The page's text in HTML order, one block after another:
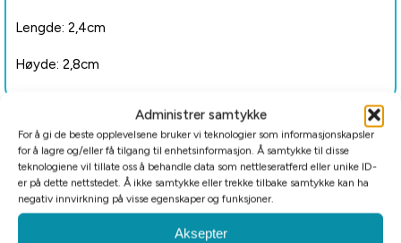
Administrer samtykke
For å gi de beste opplevelsene bruker vi teknologier som informasjonskapsler
for å lagre og/eller få tilgang til enhetsinformasjon. Å samtykke til disse
teknologiene vil tillate oss å behandle data som nettleseratferd eller unike ID-
er på dette nettstedet. Å ikke samtykke eller trekke tilbake samtykke kan ha
negativ innvirkning på visse egenskaper og funksjoner.
Aksepter
Lengde: 2,4cm
Høyde: 2,8cm
Tilleggsinformasjon
Relaterte produkter